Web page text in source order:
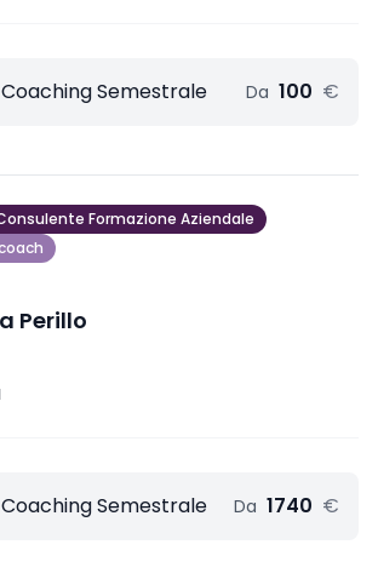
Semestrale Da 100 €
Formazione Aziendale
Perillo
Semestrale Da 1740 €